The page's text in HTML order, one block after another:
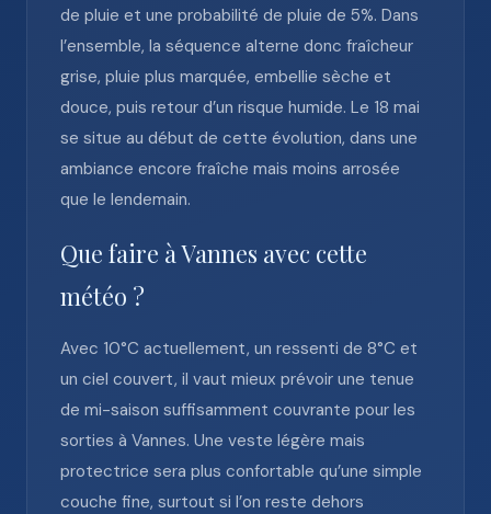
de pluie et une probabilité de pluie de 5%. Dans
l’ensemble, la séquence alterne donc fraîcheur
grise, pluie plus marquée, embellie sèche et
douce, puis retour d’un risque humide. Le 18 mai
se situe au début de cette évolution, dans une
ambiance encore fraîche mais moins arrosée
que le lendemain.
Que faire à Vannes avec cette
météo ?
Avec 10°C actuellement, un ressenti de 8°C et
un ciel couvert, il vaut mieux prévoir une tenue
de mi-saison suffisamment couvrante pour les
sorties à Vannes. Une veste légère mais
protectrice sera plus confortable qu’une simple
couche fine, surtout si l’on reste dehors